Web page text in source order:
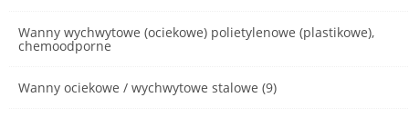
Wanny wychwytowe (ociekowe) polietylenowe (plastikowe),
chemoodporne
Wanny ociekowe / wychwytowe stalowe (9)